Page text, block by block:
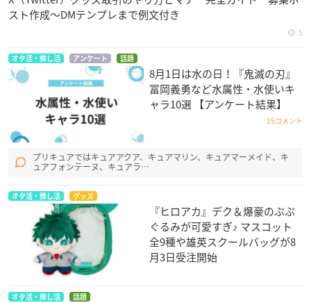
スト作成〜DMテンプレまで例文付き
5
オタ活・推し活 アンケート 話題
8月1日は水の日！『鬼滅の刃』
冨岡義勇など水属性・水使いキ
ャラ10選 【アンケート結果】
15コメント
プリキュアではキュアアクア、キュアマリン、キュアマーメイド、キ
ュアフォンテーヌ、キュアラ…
オタ活・推し活 グッズ
『ヒロアカ』デク＆爆豪のぷぷ
ぐるみが可愛すぎ♪ マスコット
全9種や雄英スクールバッグが8
月3日受注開始
オタ活・推し活 話題